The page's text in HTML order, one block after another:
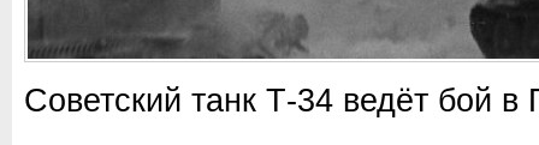
Советский танк Т-34 ведёт бой в